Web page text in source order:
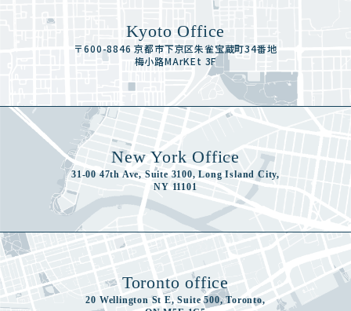
Kyoto Office
〒600-8846 京都市下京区朱雀宝蔵町34番地
梅小路MArKEt 3F
New York Office
31-00 47th Ave, Suite 3100, Long Island City,
NY 11101
Toronto office
20 Wellington St E, Suite 500, Toronto,